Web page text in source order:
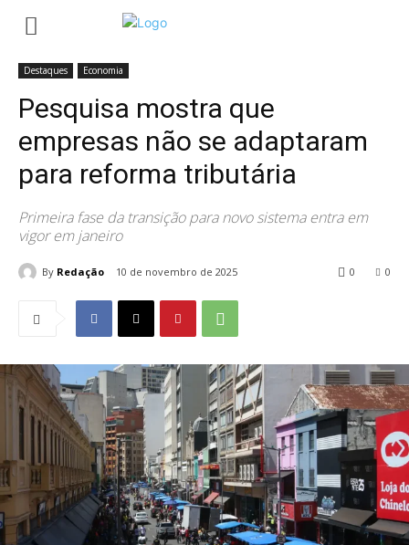
Pesquisa mostra que empresas não se
Destaques Economia
Pesquisa mostra que
empresas não se adaptaram
para reforma tributária
Primeira fase da transição para novo sistema entra em
vigor em janeiro
By Redação 10 de novembro de 2025 0
0